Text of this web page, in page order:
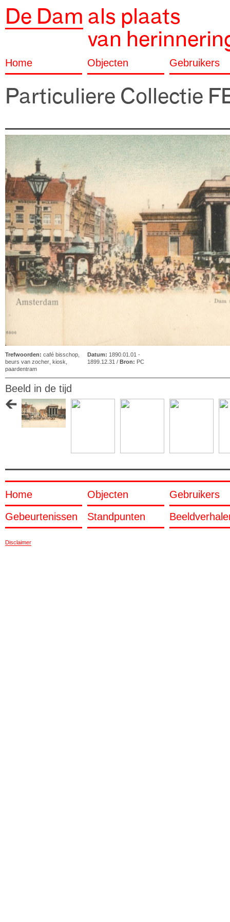
De Dam als plaats
van
Home Objecten Gebruikers
Particuliere Collectie
Trefwoorden: café bisschop,
beurs van zocher, kiosk,
paardentram
Datum: 1890.01.01 -
1899.12.31 / Bron: PC
Beeld in de tijd
Home Objecten
Gebruikers
Gebeurtenissen
Standpunten
Disclaimer